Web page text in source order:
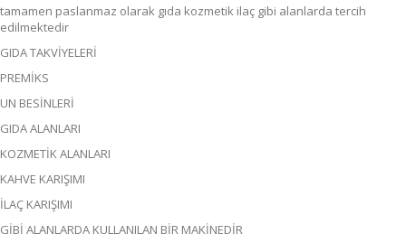
tamamen paslanmaz olarak gıda kozmetik ilaç gibi alanlarda tercih
edilmektedir
GIDA TAKVİYELERİ
PREMİKS
UN BESİNLERİ
GIDA ALANLARI
KOZMETİK ALANLARI
KAHVE KARIŞIMI
İLAÇ KARIŞIMI
GİBİ ALANLARDA KULLANILAN BİR MAKİNEDİR